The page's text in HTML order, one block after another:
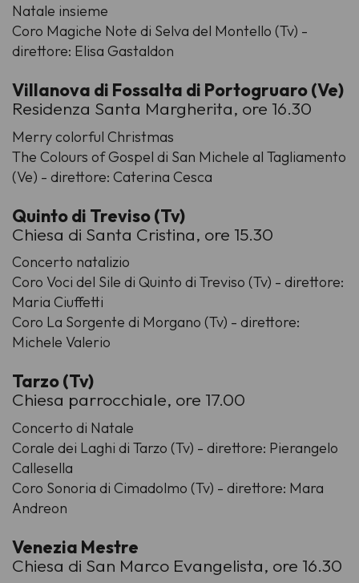
Natale insieme
Coro Magiche Note di Selva del Montello (Tv) -
direttore: Elisa Gastaldon
Villanova di Fossalta di Portogruaro (Ve)
Residenza Santa Margherita, ore 16.30
Merry colorful Christmas
The Colours of Gospel di San Michele al Tagliamento
(Ve) - direttore: Caterina Cesca
Quinto di Treviso (Tv)
Chiesa di Santa Cristina, ore 15.30
Concerto natalizio
Coro Voci del Sile di Quinto di Treviso (Tv) - direttore:
Maria Ciuffetti
Coro La Sorgente di Morgano (Tv) - direttore:
Michele Valerio
Tarzo (Tv)
Chiesa parrocchiale, ore 17.00
Concerto di Natale
Corale dei Laghi di Tarzo (Tv) - direttore: Pierangelo
Callesella
Coro Sonoria di Cimadolmo (Tv) - direttore: Mara
Andreon
Venezia Mestre
Chiesa di San Marco Evangelista, ore 16.30